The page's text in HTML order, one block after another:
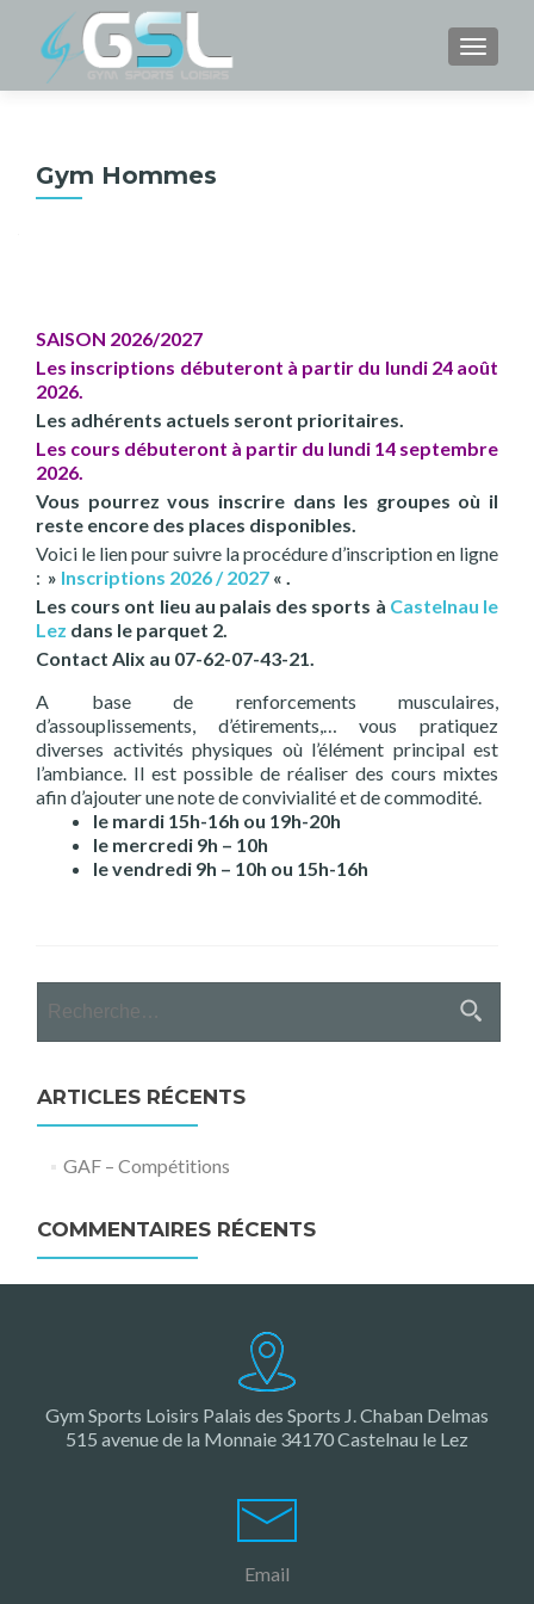
Gym Hommes
SAISON 2026/2027
Les inscriptions débuteront à partir du lundi 24 août
2026.
Les adhérents actuels seront prioritaires.
Les cours débuteront à partir du lundi 14 septembre
2026.
Vous pourrez vous inscrire dans les groupes où il
reste encore des places disponibles.
Voici le lien pour suivre la procédure d’inscription en ligne
: » Inscriptions 2026 / 2027 « .
Les cours ont lieu au palais des sports à Castelnau le
Lez dans le parquet 2.
Contact Alix au 07-62-07-43-21.
A base de renforcements musculaires,
d’assouplissements, d’étirements,… vous pratiquez
diverses activités physiques où l’élément principal est
l’ambiance. Il est possible de réaliser des cours mixtes
afin d’ajouter une note de convivialité et de commodité.
le mardi 15h-16h ou 19h-20h
le mercredi 9h – 10h
le vendredi 9h – 10h ou 15h-16h
ARTICLES RÉCENTS
GAF – Compétitions
COMMENTAIRES RÉCENTS
Gym Sports Loisirs Palais des Sports J. Chaban Delmas
515 avenue de la Monnaie 34170 Castelnau le Lez
Email